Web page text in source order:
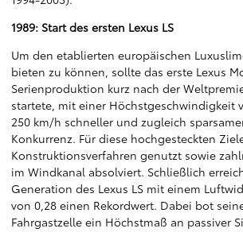
1989: Start des ersten Lexus LS
Um den etablierten europäischen
bieten zu können, sollte das erste Lexus
Serienproduktion kurz nach der
startete, mit einer Höchstgeschwindigkeit
250 km/h schneller und zugleich
Konkurrenz. Für diese hochgesteckten
Konstruktionsverfahren genutzt sowie
im Windkanal absolviert. Schließlich
Generation des Lexus LS mit einem
von 0,28 einen Rekordwert. Dabei bot
Fahrgastzelle ein Höchstmaß an passiver